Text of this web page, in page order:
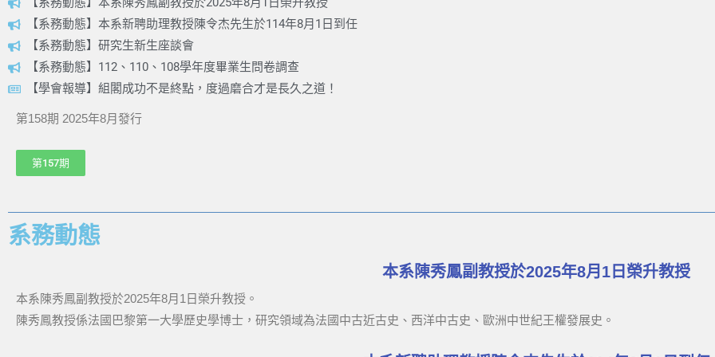
【系務動態】本系新聘助理教授陳令杰先生於114年8月1日到任
【系務動態】研究生新生座談會
【系務動態】112、110、108學年度畢業生問卷調查
【學會報導】組閣成功不是終點，度過磨合才是長久之道！
第158期 2025年8月發行
第157期
系務動態
本系陳秀鳳副教授於2025年8月1日榮升教授
本系陳秀鳳副教授於2025年8月1日榮升教授。
陳秀鳳教授係法國巴黎第一大學歷史學博士，研究領域為法國中古近古史、西洋中古史、歐洲中世紀王權發展史。